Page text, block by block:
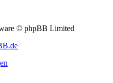
© phpBB Limited